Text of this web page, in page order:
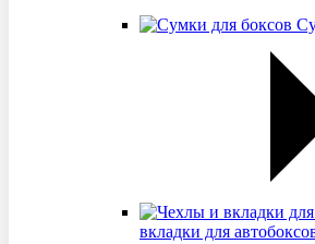
вкладки для